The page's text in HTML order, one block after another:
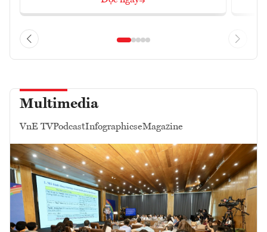
Multimedia
VnE TVPodcastInfographicseMagazine